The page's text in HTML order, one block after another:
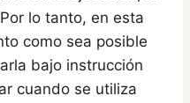
lo tanto, en esta
como sea posible
bajo instrucción
cuando se utiliza